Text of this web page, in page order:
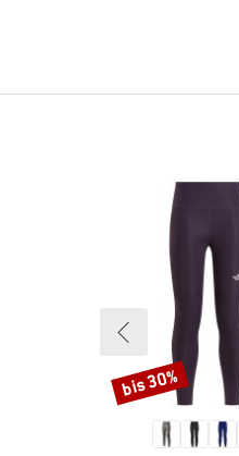
Rabatt
bis 30%